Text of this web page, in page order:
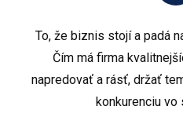
To, že biznis stojí a padá
Čím má firma
napredovať a rásť, držať
konkurenciu vo